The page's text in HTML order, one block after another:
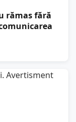
rămas fără